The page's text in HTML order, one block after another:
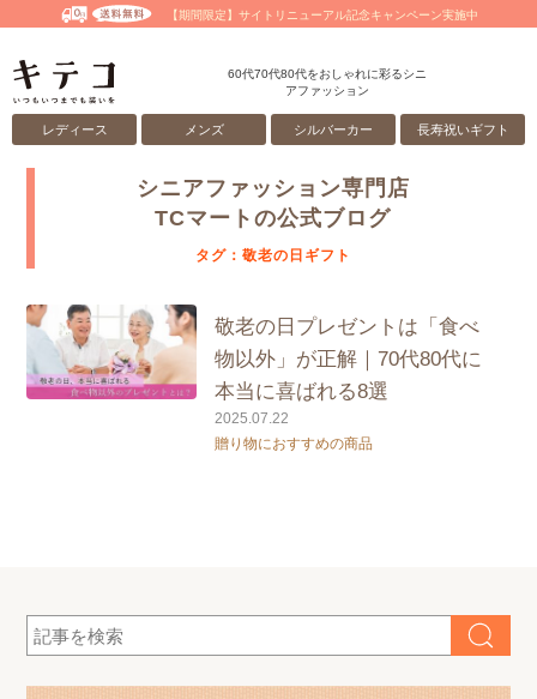
【期間限定】サイトリニューアル記念キャンペーン実施中
60代70代80代をおしゃれに彩るシニ
アファッション
レディース メンズ シルバーカー 長寿祝いギフト
シニアファッション専門店
TCマートの公式ブログ
タグ：敬老の日ギフト
敬老の日プレゼントは「食べ
物以外」が正解｜70代80代に
本当に喜ばれる8選
2025.07.22
贈り物におすすめの商品